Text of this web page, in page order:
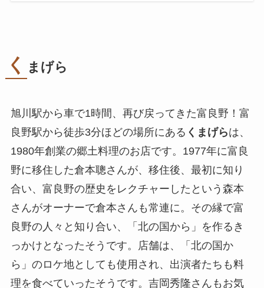
く まげら
旭川駅から車で1時間、再び戻ってきた富良野！富
良野駅から徒歩3分ほどの場所にある くまげらは、
1980年創業の郷土料理のお店です。1977年に富良
野に移住した倉本聰さんが、移住後、最初に知り
合い、富良野の歴史をレクチャーしたという森本
さんがオーナーで倉本さんも常連に。その縁で富
良野の人々と知り合い、「北の国から」を作るき
っかけとなったそうです。店舗は、「北の国か
ら」のロケ地としても使用され、出演者たちも料
理を食べていったそうです。吉岡秀隆さんもお気